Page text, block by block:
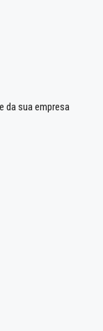
da sua empresa